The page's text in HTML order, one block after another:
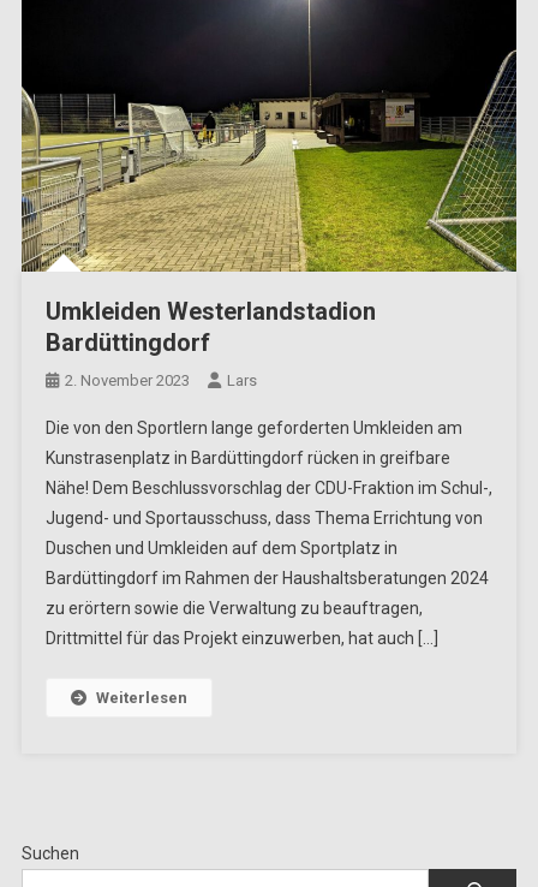
Umkleiden Westerlandstadion
Bardüttingdorf
2. November 2023 Lars
Die von den Sportlern lange geforderten Umkleiden am
Kunstrasenplatz in Bardüttingdorf rücken in greifbare
Nähe! Dem Beschlussvorschlag der CDU-Fraktion im Schul-,
Jugend- und Sportausschuss, dass Thema Errichtung von
Duschen und Umkleiden auf dem Sportplatz in
Bardüttingdorf im Rahmen der Haushaltsberatungen 2024
zu erörtern sowie die Verwaltung zu beauftragen,
Drittmittel für das Projekt einzuwerben, hat auch […]
Weiterlesen
Suchen